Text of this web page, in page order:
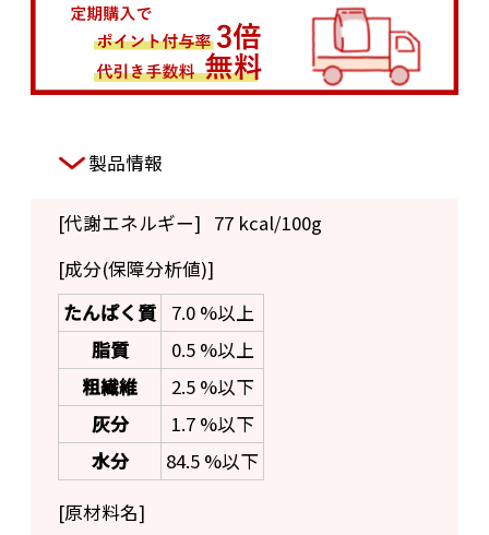
製品情報
[代謝エネルギー] 77 kcal/100g
[成分(保障分析値)]
たんぱく質
7.0 %以上
脂質
0.5 %以上
粗繊維
2.5 %以下
灰分
1.7 %以下
水分
84.5 %以下
[原材料名]